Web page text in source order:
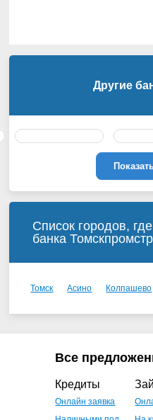
Другие
Список городов,
банка
Томск Асино Колпашево
Все
Кредиты
Онлайн заявка